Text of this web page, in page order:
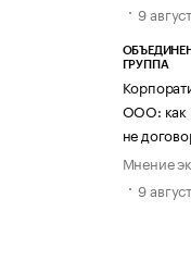
9
ГРУППА
ООО: как
не
Мнение
9